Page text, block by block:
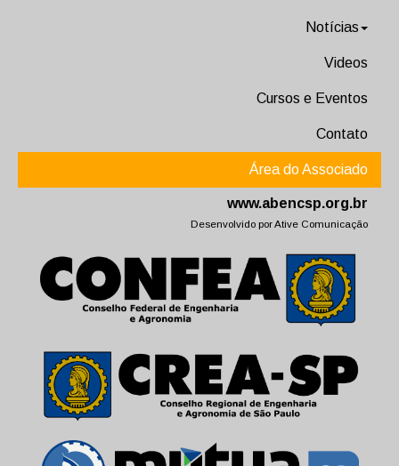
Notícias
Videos
Cursos e Eventos
Contato
Área do Associado
www.abencsp.org.br
Desenvolvido porAtive Comunicação